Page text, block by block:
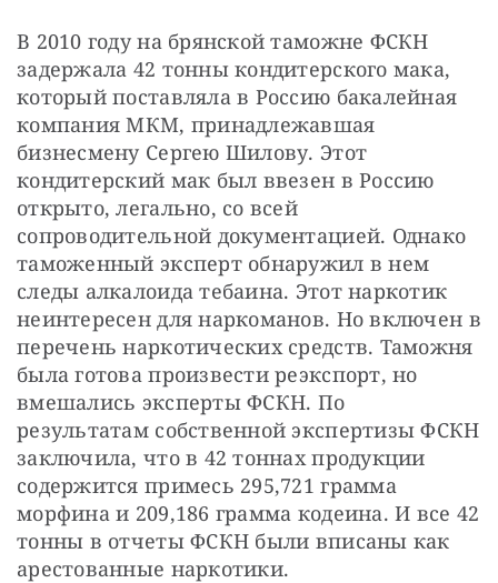
В 2010 году на брянской таможне ФСКН
задержала 42 тонны кондитерского мака,
который поставляла в Россию бакалейная
компания МКМ, принадлежавшая
бизнесмену Сергею Шилову. Этот
кондитерский мак был ввезен в Россию
открыто, легально, со всей
сопроводительной документацией. Однако
таможенный эксперт обнаружил в нем
следы алкалоида тебаина. Этот наркотик
неинтересен для наркоманов. Но включен в
перечень наркотических средств. Таможня
была готова произвести реэкспорт, но
вмешались эксперты ФСКН. По
результатам собственной экспертизы ФСКН
заключила, что в 42 тоннах продукции
содержится примесь 295,721 грамма
морфина и 209,186 грамма кодеина. И все 42
тонны в отчеты ФСКН были вписаны как
арестованные наркотики.